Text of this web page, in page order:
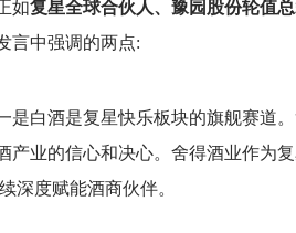
如复星全球合伙人、豫园股份轮值
言中强调的两点:
是白酒是复星快乐板块的旗舰赛道
产业的信心和决心。舍得酒业作为
深度赋能酒商伙伴。